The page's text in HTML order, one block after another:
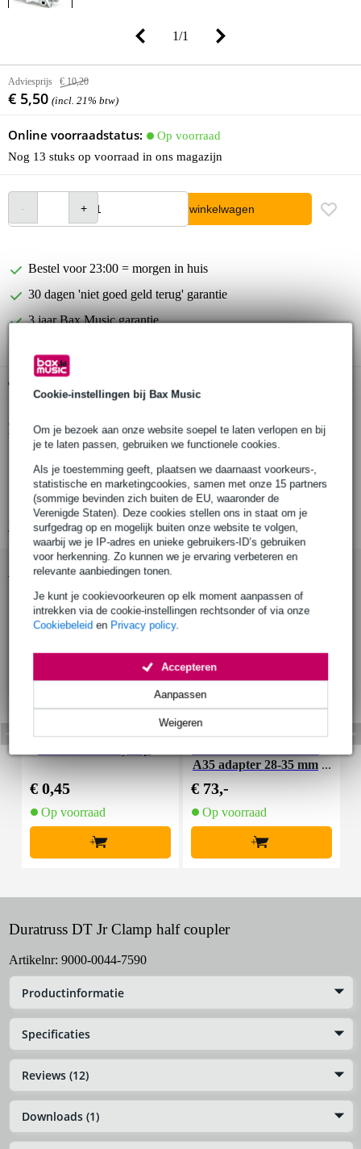
Cookie-instellingen bij Bax Music
Om je bezoek aan onze website soepel te laten verlopen en bij
je te laten passen, gebruiken we functionele cookies.
Als je toestemming geeft, plaatsen we daarnaast voorkeurs-,
statistische en marketingcookies, samen met onze 15 partners
(sommige bevinden zich buiten de EU, waaronder de
Verenigde Staten). Deze cookies stellen ons in staat om je
surfgedrag op en mogelijk buiten onze website te volgen,
waarbij we je IP-adres en unieke gebruikers-ID’s gebruiken
voor herkenning. Zo kunnen we je ervaring verbeteren en
relevante aanbiedingen tonen.
Je kunt je cookievoorkeuren op elk moment aanpassen of
intrekken via de cookie-instellingen rechtsonder of via onze
Cookiebeleid en Privacy policy.
Weigeren
Aanpassen
Accepteren
1/1
Adviesprijs € 10,20
€ 5,50 (incl. 21% btw)
Online voorraadstatus:
Op voorraad
Nog 13 stuks op voorraad in ons magazijn
In winkelwagen
Bestel voor 23:00 = morgen in huis
30 dagen 'niet goed geld terug' garantie
3 jaar Bax Music garantie
Productinformatie
klem / half coupler voor truss
geschikt voor buisdiameter van 35 mm
Bekijk alle productspecificaties
Accessoires (4)
€ 0,45
Op voorraad
+
A35 adapter 28-35 mm
€ 73,-
Op voorraad
+
Duratruss DT Jr Clamp half coupler
Artikelnr: 9000-0044-7590
Productinformatie
Specificaties
Reviews (12)
Downloads (1)